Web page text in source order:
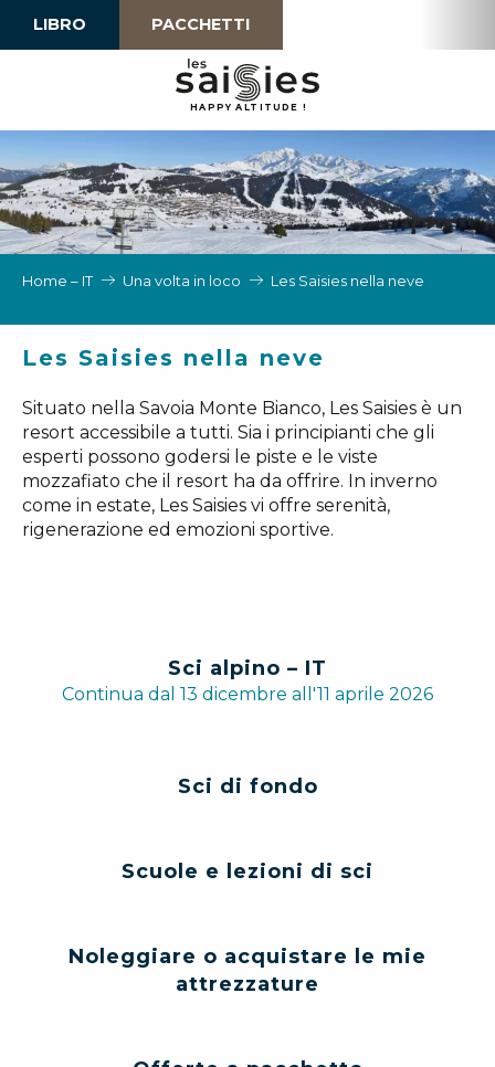
LIBRO PACCHETTI
HAPPY ALTI TU D E !
Home – IT Una volta in loco Les Saisies nella neve
Les Saisies nella neve
Situato nella Savoia Monte Bianco, Les Saisies è un
resort accessibile a tutti. Sia i principianti che gli
esperti possono godersi le piste e le viste
mozzafiato che il resort ha da offrire. In inverno
come in estate, Les Saisies vi offre serenità,
rigenerazione ed emozioni sportive.
Sci alpino – IT
Continua dal 13 dicembre all'11 aprile 2026
Sci di fondo
Scuole e lezioni di sci
Noleggiare o acquistare le mie
attrezzature